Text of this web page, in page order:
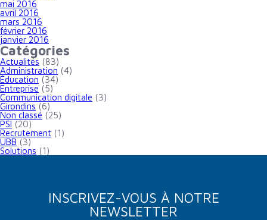
mai 2016
avril 2016
mars 2016
février 2016
janvier 2016
Catégories
Actualités (83)
Administration (4)
Éducation (34)
Entreprise (5)
Communication digitale (3)
Girondins (6)
Non classé (25)
PSI (20)
Recrutement (1)
UBB (3)
Solutions (1)
INSCRIVEZ-VOUS À NOTRE
NEWSLETTER